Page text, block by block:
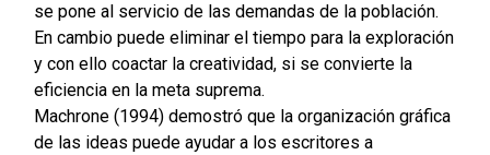
se pone al servicio de las demandas de la población.
En cambio puede eliminar el tiempo para la exploración
y con ello coactar la creatividad, si se convierte la
eficiencia en la meta suprema.
Machrone (1994) demostró que la organización gráfica
de las ideas puede ayudar a los escritores a